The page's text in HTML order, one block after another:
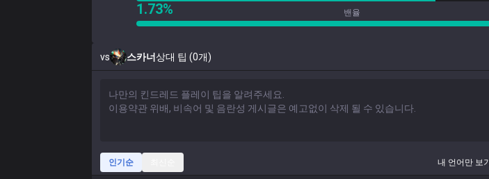
1.73%
밴율
vs 스카너상대 팁 (0개)
인기순 내 언어만 보기